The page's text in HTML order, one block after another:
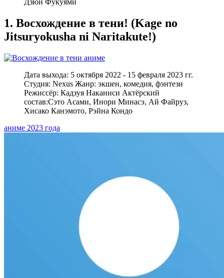
1. Восхождение в тени! (Kage no
Jitsuryokusha ni Naritakute!)
Дата выхода: 5 октября 2022 - 15 февраля 2023 гг.
Студия: Nexus Жанр: экшен, комедия, фэнтези
Режиссёр: Кадзуя Наканиси Актёрский
состав:Сэто Асами, Инори Минасэ, Ай Файруз,
Хисако Канэмото, Рэйна Кондо
аниме 2023 года